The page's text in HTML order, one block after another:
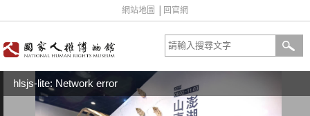
網站地圖 回官網
hlsjs-lite: Network error